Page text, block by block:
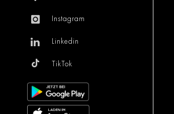
Instagram
Linkedin
TikTok